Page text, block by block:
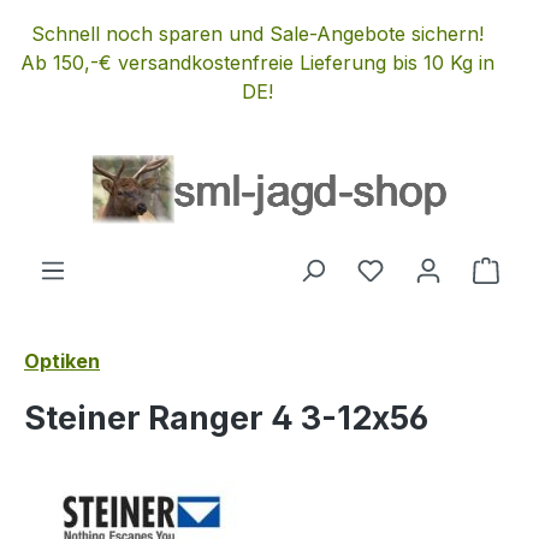
Zum Hauptinhalt springen
Schnell noch sparen und Sale-Angebote sichern!
Ab 150,-€ versandkostenfreie Lieferung bis 10 Kg in
DE!
Du hast 0
Optiken
Steiner Ranger 4 3-12x56